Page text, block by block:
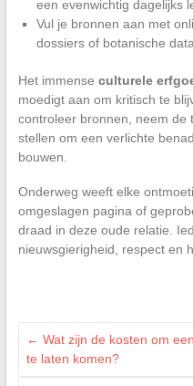
een evenwichtig dagelijks
Vul je bronnen aan met
dossiers of botanische
Het immense culturele
moedigt aan om kritisch te
controleer bronnen, neem de
stellen om een verlichte
bouwen.
Onderweg weeft elke
omgeslagen pagina of
draad in deze oude relatie.
nieuwsgierigheid, respect en
← Wat zijn de kosten om
te laten komen?